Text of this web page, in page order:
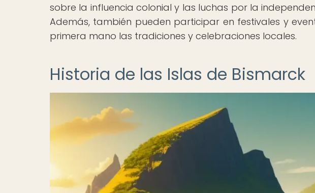
sobre la influencia colonial y las luchas por la
Además, también pueden participar en festivales y
primera mano las tradiciones y celebraciones locales.
Historia de las Islas de Bismarck